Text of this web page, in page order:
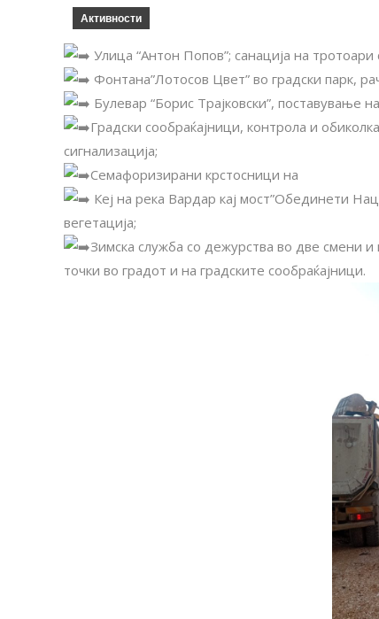
Активности
Улица “Антон Попов”; санација на
Фонтана”Лотосов Цвет” во градски парк,
Булевар “Борис Трајковски”, поставување
Градски сообраќајници, контрола и
сигнализација;
Семафоризирани крстосници на
Кеј на река Вардар кај мост”Обединети
вегетација;
Зимска служба со дежурства во две смени
точки во градот и на градските сообраќајници.